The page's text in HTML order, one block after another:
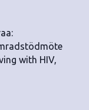
with HIV,